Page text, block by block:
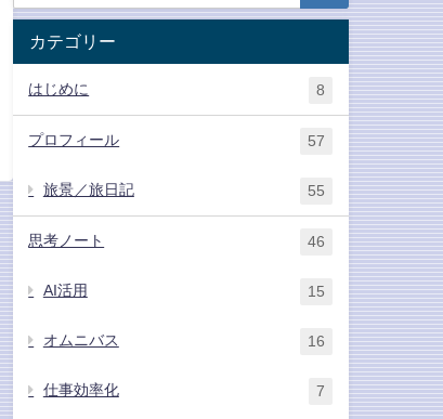
カテゴリー
はじめに 8
プロフィール 57
旅景／旅日記 55
思考ノート 46
AI活用 15
オムニバス 16
仕事効率化 7